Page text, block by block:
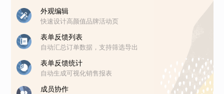
外观编辑
快速设计高颜值品牌活动页
表单反馈列表
自动汇总订单数据，支持筛选导出
表单反馈统计
自动生成可视化销售报表
成员协作